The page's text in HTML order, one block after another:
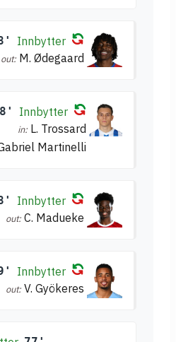
Innbytter
out: M. Ødegaard
Innbytter
in: L. Trossard
Martinelli
Innbytter
out: C. Madueke
Innbytter
out: V. Gyökeres